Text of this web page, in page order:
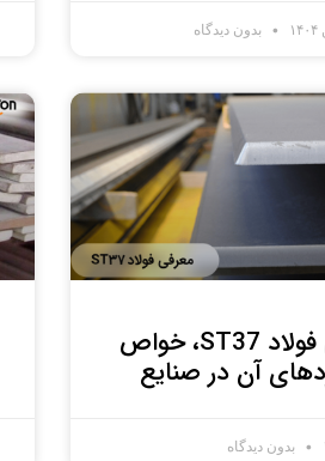
بدون دیدگاه
معرفی فولاد ST37، خواص
آن در صنایع
بدون دیدگاه